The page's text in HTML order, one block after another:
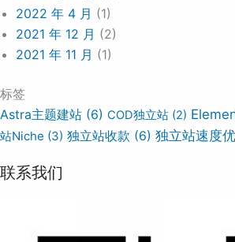
2022 年 4 月 (1)
2021 年 12 月 (2)
2021 年 11 月 (1)
标签
Astra主题建站 (6) COD独立站 (2)
站Niche (3) 独立站收款 (6) 独立站速度
联系我们